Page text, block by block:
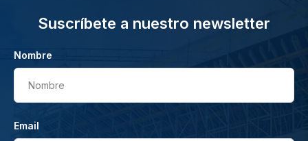
Suscríbete a nuestro newsletter
Nombre
Nombre
Email